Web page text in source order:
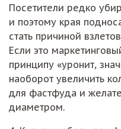
Посетители редко
и поэтому края
стать причиной
Если это
принципу «уронит,
наоборот увеличить
для фастфуда и
диаметром.